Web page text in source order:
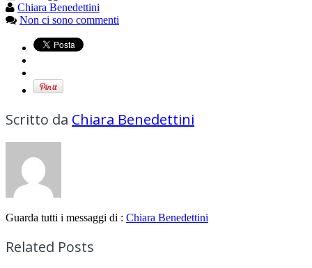
Chiara Benedettini
Non ci sono commenti
Scritto da Chiara Benedettini
Guarda tutti i messaggi di : Chiara Benedettini
Related Posts